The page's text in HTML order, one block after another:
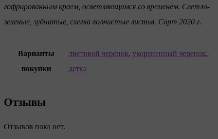
гофрированным краем, осветляющимся со временем. Светло-
зеленые, зубчатые, слегка волнистые листья. Сорт 2020 г.
Варианты
покупки
листовой черенок, укорененный черенок,
детка
Отзывы
Отзывов пока нет.